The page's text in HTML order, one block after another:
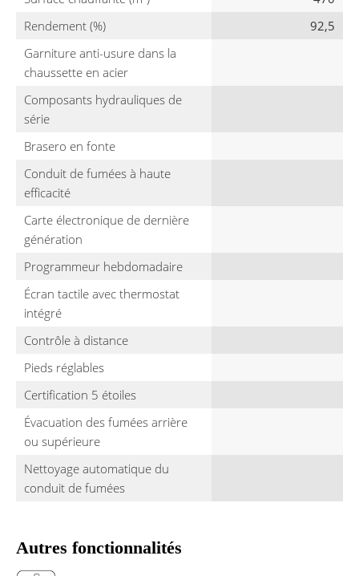
Rendement (%)
92,5
Garniture anti-usure dans la
chaussette en acier
Composants hydrauliques de
série
Brasero en fonte
Conduit de fumées à haute
efficacité
Carte électronique de dernière
génération
Programmeur hebdomadaire
Écran tactile avec thermostat
intégré
Contrôle à distance
Pieds réglables
Certification 5 étoiles
Évacuation des fumées arrière
ou supérieure
Nettoyage automatique du
conduit de fumées
Autres fonctionnalités